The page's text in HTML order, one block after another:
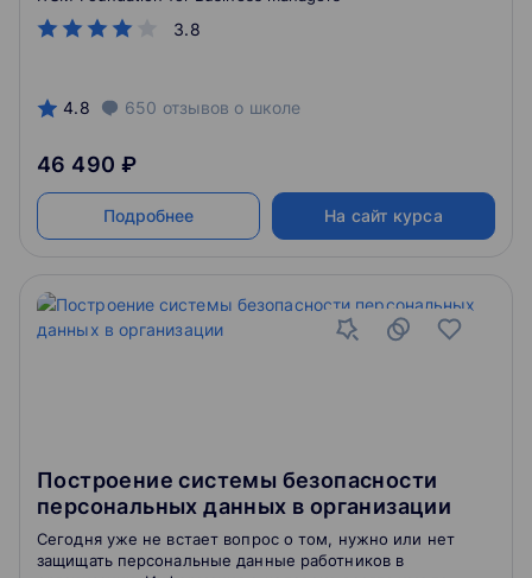
3.8
4.8 650 отзывов о школе
46 490 ₽
Подробнее На сайт курса
Построение системы безопасности
персональных данных в организации
Сегодня уже не встает вопрос о том, нужно или нет
защищать персональные данные работников в